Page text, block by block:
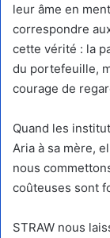
leur âme en
correspondre
cette vérité : la
du portefeuille,
courage de
Quand les
Aria à sa mère,
nous
coûteuses sont
STRAW nous